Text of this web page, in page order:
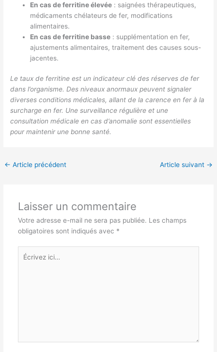
En cas de ferritine élevée : saignées thérapeutiques,
médicaments chélateurs de fer, modifications
alimentaires.
En cas de ferritine basse : supplémentation en fer,
ajustements alimentaires, traitement des causes sous-
jacentes.
Le taux de ferritine est un indicateur clé des réserves de fer
dans l’organisme. Des niveaux anormaux peuvent signaler
diverses conditions médicales, allant de la carence en fer à la
surcharge en fer. Une surveillance régulière et une
consultation médicale en cas d’anomalie sont essentielles
pour maintenir une bonne santé.
← Article précédent Article suivant →
Laisser un commentaire
Votre adresse e-mail ne sera pas publiée. Les champs
obligatoires sont indiqués avec *
Écrivez
ici…